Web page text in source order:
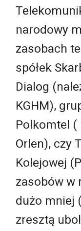
narodowy
zasobach
spółek
Dialog
KGHM),
Polkomtel (
Orlen), czy
Kolejowej
zasobów w
dużo mniej
zresztą